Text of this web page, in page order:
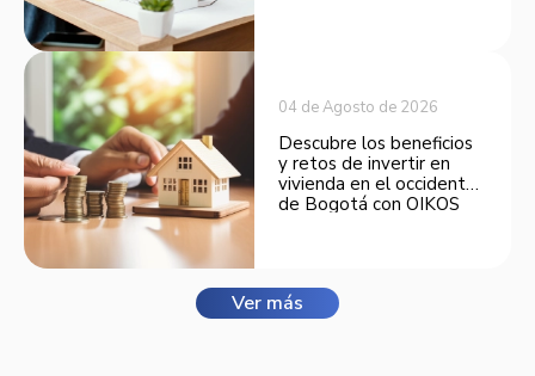
04 de Agosto de 2026
Descubre los beneficios
y retos de invertir en
vivienda en el occidente
de Bogotá con OIKOS
Ver más